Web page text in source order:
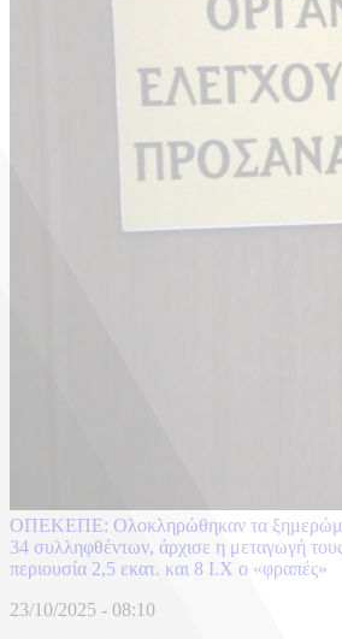
ΟΠΕΚΕΠΕ: Ολοκληρώθηκαν τα
34 συλληφθέντων, άρχισε η μεταγωγή
περιουσία 2,5 εκατ. και 8 Ι.Χ ο «φραπές»
23/10/2025 - 08:10